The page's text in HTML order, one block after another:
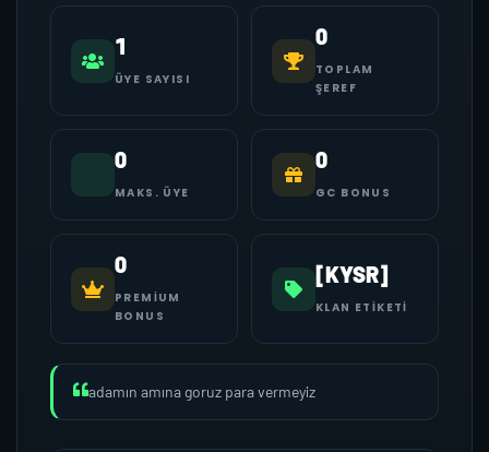
1
ÜYE SAYISI
0
TOPLAM
ŞEREF
0
MAKS. ÜYE
0
GC BONUS
0
PREMIUM
BONUS
[KYSR]
KLAN ETIKETI
adamın amına goruz para vermeyiz